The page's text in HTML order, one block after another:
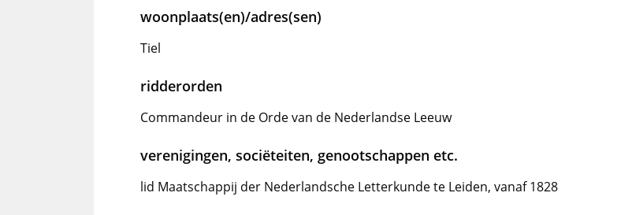
woonplaats(en)/adres(sen)
Tiel
ridderorden
Commandeur in de Orde van de Nederlandse Leeuw
verenigingen, sociëteiten, genootschappen etc.
lid Maatschappij der Nederlandsche Letterkunde te Leiden, vanaf 1828